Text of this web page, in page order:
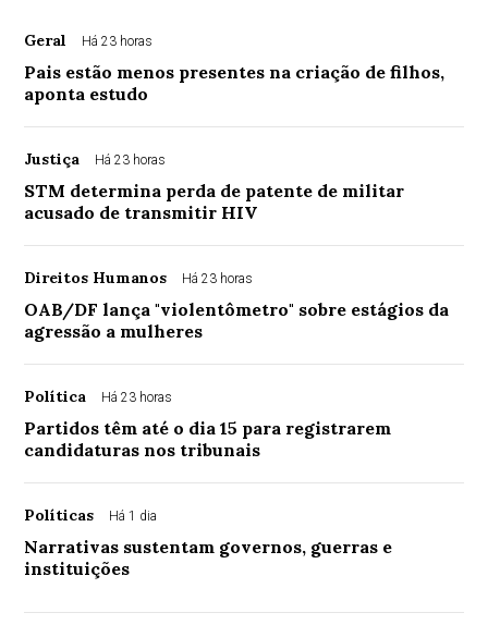
Geral Há 23 horas
Pais estão menos presentes na criação de filhos,
aponta estudo
Justiça Há 23 horas
STM determina perda de patente de militar
acusado de transmitir HIV
Direitos Humanos Há 23 horas
OAB/DF lança "violentômetro" sobre estágios da
agressão a mulheres
Política Há 23 horas
Partidos têm até o dia 15 para registrarem
candidaturas nos tribunais
Políticas Há 1 dia
Narrativas sustentam governos, guerras e
instituições